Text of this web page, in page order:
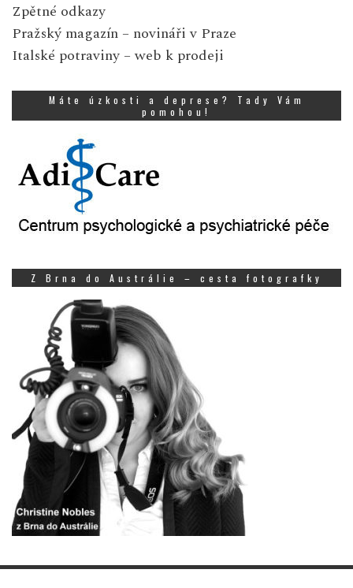
Zpětné odkazy
Pražský magazín – novináři v Praze
Italské potraviny – web k prodeji
Máte úzkosti a deprese? Tady Vám
pomohou!
Z Brna do Austrálie – cesta fotografky